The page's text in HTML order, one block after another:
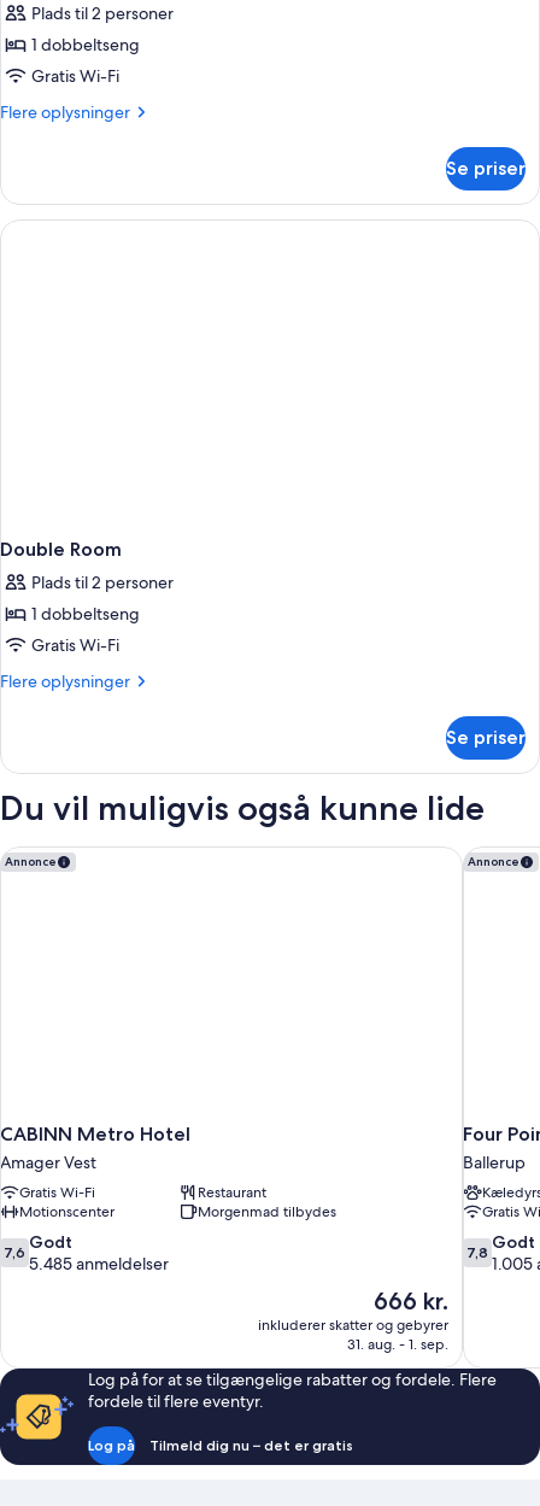
Plads til 2 personer
1 dobbeltseng
Gratis Wi-Fi
Flere oplysninger
Flere
Suite
Se priser
Double Room
Plads til 2 personer
1 dobbeltseng
Gratis Wi-Fi
Flere oplysninger
Flere
Room
Se priser
Du vil muligvis også kunne lide
Annonce
CABINN Metro Hotel
Amager Vest
Gratis Wi-Fi
Restaurant
Motionscenter
Morgenmad tilbydes
7.6
ud
5.485
anmeldelser
7,6 Godt
5.485 anmeldelser
Prisen
er
666 kr.
666 kr.
inkluderer skatter og gebyrer
31. aug. - 1. sep.
CABINN Metro Hotel Annonce
Four
Ballerup
Gratis
7.8
ud
1.005
7,8 Godt
1.005
Four
Log på for at se tilgængelige rabatter og fordele. Flere
fordele til flere eventyr.
Log på Tilmeld dig nu – det er gratis